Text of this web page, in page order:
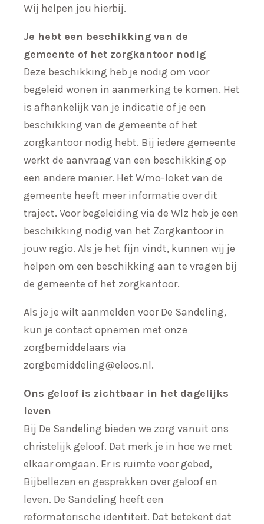
Wij helpen jou hierbij.
Je hebt een beschikking van de
gemeente of het zorgkantoor nodig
Deze beschikking heb je nodig om voor
begeleid wonen in aanmerking te komen. Het
is afhankelijk van je indicatie of je een
beschikking van de gemeente of het
zorgkantoor nodig hebt. Bij iedere gemeente
werkt de aanvraag van een beschikking op
een andere manier. Het Wmo-loket van de
gemeente heeft meer informatie over dit
traject. Voor begeleiding via de Wlz heb je een
beschikking nodig van het Zorgkantoor in
jouw regio. Als je het fijn vindt, kunnen wij je
helpen om een beschikking aan te vragen bij
de gemeente of het zorgkantoor.
Als je je wilt aanmelden voor De Sandeling,
kun je contact opnemen met onze
zorgbemiddelaars via
zorgbemiddeling@eleos.nl.
Ons geloof is zichtbaar in het dagelijks
leven
Bij De Sandeling bieden we zorg vanuit ons
christelijk geloof. Dat merk je in hoe we met
elkaar omgaan. Er is ruimte voor gebed,
Bijbellezen en gesprekken over geloof en
leven. De Sandeling heeft een
reformatorische identiteit. Dat betekent dat